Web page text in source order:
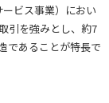
ビス事業）におい
引を強みとし、約7
であることが特長で